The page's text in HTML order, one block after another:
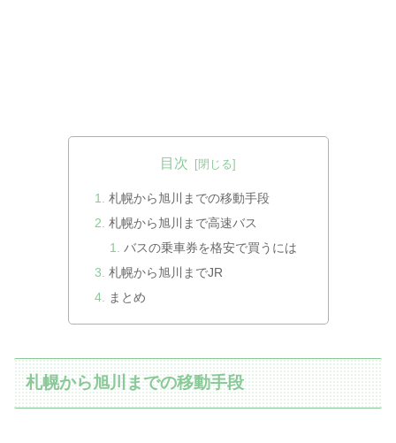
目次
札幌から旭川までの移動手段
札幌から旭川まで高速バス
バスの乗車券を格安で買うには
札幌から旭川までJR
まとめ
札幌から旭川までの移動手段